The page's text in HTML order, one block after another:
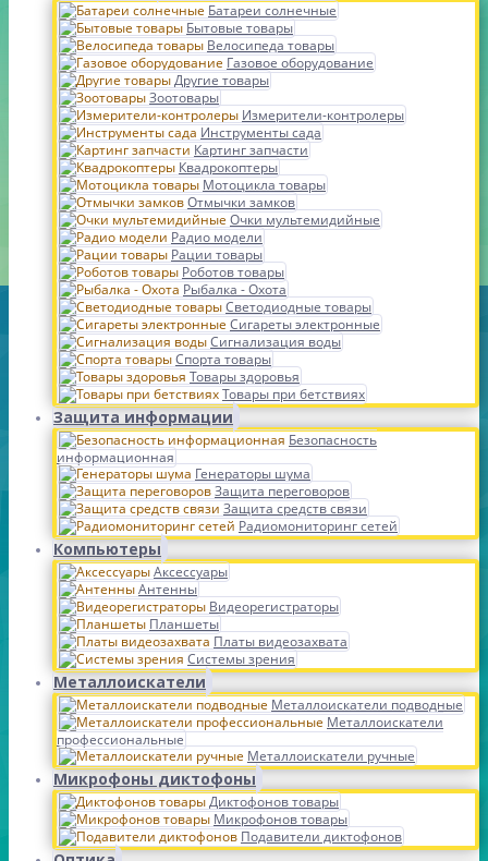
Батареи солнечные
Бытовые товары
Велосипеда товары
Газовое оборудование
Другие товары
Зоотовары
Измерители-контролеры
Инструменты сада
Картинг запчасти
Квадрокоптеры
Мотоцикла товары
Отмычки замков
Очки мультемидийные
Радио модели
Рации товары
Роботов товары
Рыбалка - Охота
Светодиодные товары
Сигареты электронные
Сигнализация воды
Спорта товары
Товары здоровья
Товары при бетствиях
Защита информации
Безопасность
информационная
Генераторы шума
Защита переговоров
Защита средств связи
Радиомониторинг сетей
Компьютеры
Аксессуары
Антенны
Видеорегистраторы
Планшеты
Платы видеозахвата
Системы зрения
Металлоискатели
Металлоискатели подводные
Металлоискатели
профессиональные
Металлоискатели ручные
Микрофоны диктофоны
Диктофонов товары
Микрофонов товары
Подавители диктофонов